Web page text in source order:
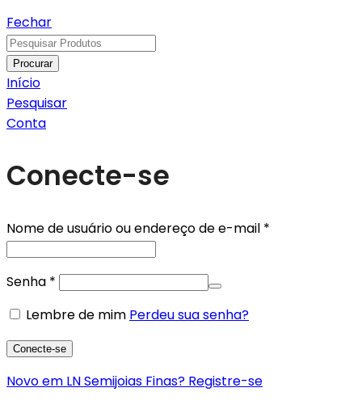
Fechar
Procurar
Início
Pesquisar
Conta
Conecte-se
Nome de usuário ou endereço de e-mail *
Senha * Obrigatório
Lembre de mim Perdeu sua senha?
Conecte-se
Novo em LN Semijoias Finas? Registre-se